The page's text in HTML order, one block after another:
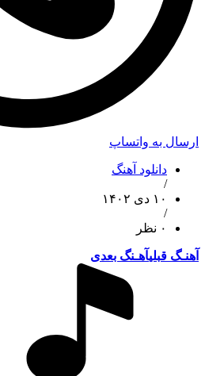
به واتساپ
دانلود آهنگ
قبلیآهـنگ بعدی